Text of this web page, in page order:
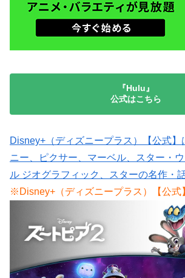
『Hulu』
公式はこちら
Disney+（ディズニープラス）【公式】
ニー、ピクサー、マーベル、スター・
ル ジオグラフィック、スターの名作・
※Disney+（ディズニープラス）【公式